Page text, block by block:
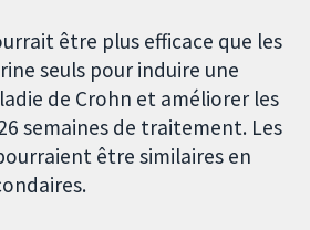
être plus efficace que les
seuls pour induire une
de Crohn et améliorer les
semaines de traitement. Les
être similaires en